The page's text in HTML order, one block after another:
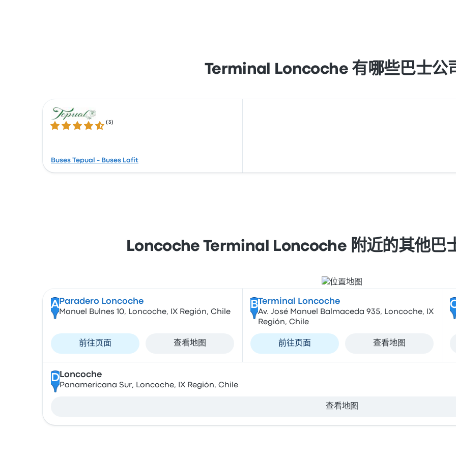
Terminal Loncoche 有哪些巴士公
4.6 / 5 星 ( 3)
Buses Tepual - Buses Lafit
Loncoche Terminal Loncoche 附近的其他巴
A Paradero Loncoche
Manuel Bulnes 10, Loncoche, IX Región, Chile
前往页面 查看地图
B Terminal Loncoche
Av. José Manuel Balmaceda 935, Loncoche, IX
Región, Chile
前往页面 查看地图
DLoncoche
Panamericana Sur, Loncoche, IX Región, Chile
查看地图